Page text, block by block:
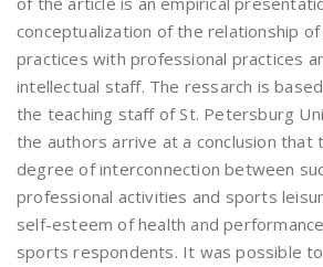
conceptualization of the relationship
practices with professional practices
intellectual staff. The ressarch is
the teaching staff of St. Petersburg
the authors arrive at a conclusion that
degree of interconnection between
professional activities and sports
self-esteem of health and
sports respondents. It was possible